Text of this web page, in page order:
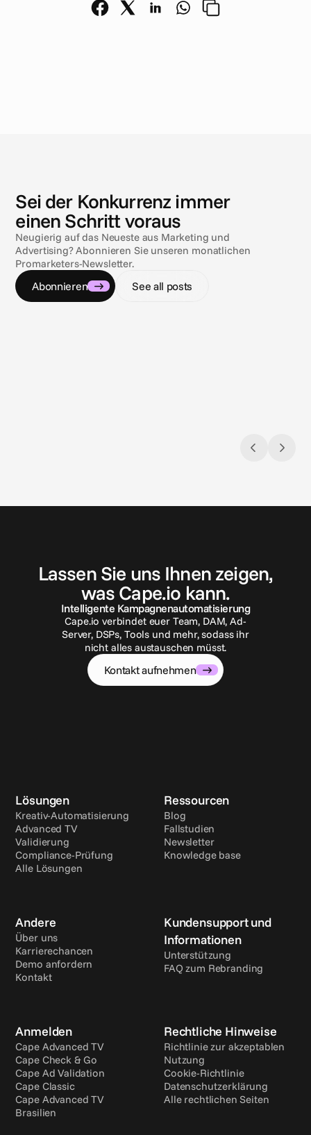
e g ten
Sei der Konkurrenz immer
einen Schritt voraus
Neugierig auf das Neueste aus Marketing und
Advertising? Abonnieren Sie unseren monatlichen
Promarketers-Newsletter.
Abonnieren See all posts
K o ufn
Lassen Sie uns Ihnen zeigen,
was Cape.io kann.
Intelligente Kampagnenautomatisierung
Cape.io verbindet euer Team, DAM, Ad-
Server, DSPs, Tools und mehr, sodass ihr
nicht alles austauschen müsst.
Kontakt aufnehmen
Lösungen
Kreativ-Automatisierung
Advanced TV
Validierung
Compliance-Prüfung
Alle Lösungen
Ressourcen
Blog
Fallstudien
Newsletter
Knowledge base
Andere
Über uns
Karrierechancen
Demo anfordern
Kontakt
Kundensupport und
Informationen
Unterstützung
FAQ zum Rebranding
Anmelden
Cape Advanced TV
Cape Check & Go
Cape Ad Validation
Cape Classic
Cape Advanced TV
Brasilien
Rechtliche Hinweise
Richtlinie zur akzeptablen
Nutzung
Cookie-Richtlinie
Datenschutzerklärung
Alle rechtlichen Seiten